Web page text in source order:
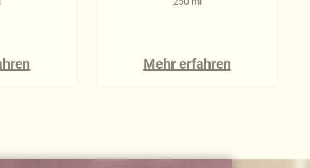
Mehr erfahren